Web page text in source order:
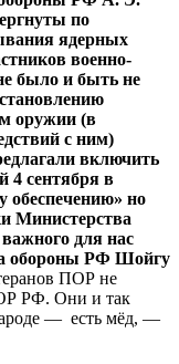
по
ядерных
военно-
было и быть не
оружии (в
с ним)
включить
4 сентября в
обеспечению» но
Министерства
для нас
обороны РФ Шойгу
ПОР не
РФ. Они и так
— есть мёд, —